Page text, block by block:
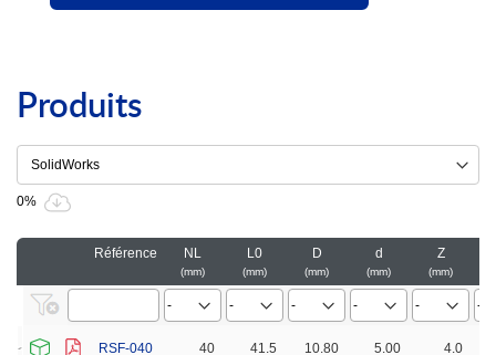
Produits
0%
Référence NL
mm
L0
mm
D
mm
d
mm
Z
mm
RSF-040 40 41.5 10.80 5.00 4.0